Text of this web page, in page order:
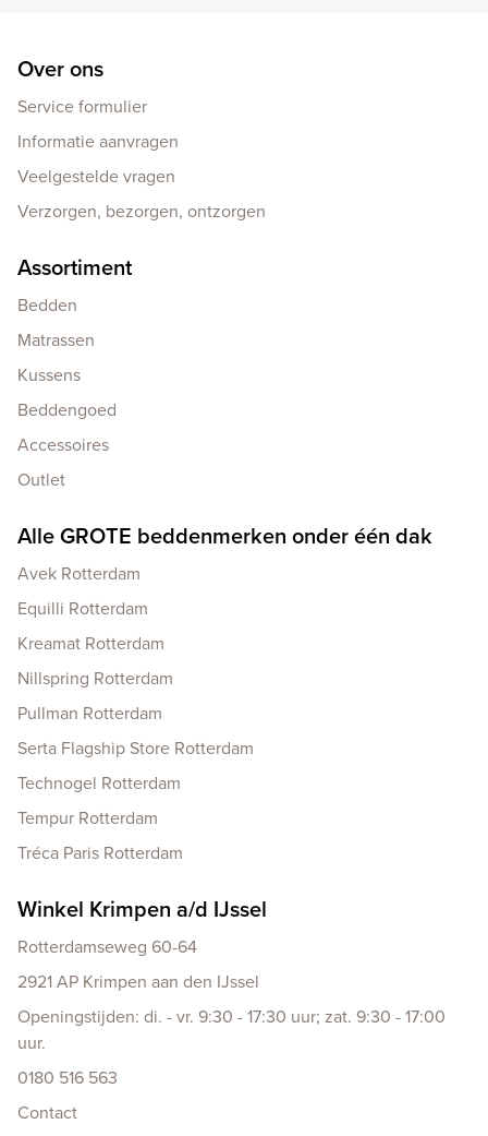
Over ons
Service formulier
Informatie aanvragen
Veelgestelde vragen
Verzorgen, bezorgen, ontzorgen
Assortiment
Bedden
Matrassen
Kussens
Beddengoed
Accessoires
Outlet
Alle GROTE beddenmerken onder één dak
Avek Rotterdam
Equilli Rotterdam
Kreamat Rotterdam
Nillspring Rotterdam
Pullman Rotterdam
Serta Flagship Store Rotterdam
Technogel Rotterdam
Tempur Rotterdam
Tréca Paris Rotterdam
Winkel Krimpen a/d IJssel
Rotterdamseweg 60-64
2921 AP Krimpen aan den IJssel
Openingstijden: di. - vr. 9:30 - 17:30 uur; zat. 9:30 - 17:00
uur.
0180 516 563
Contact